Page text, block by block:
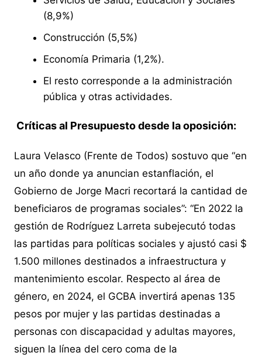
(8,9%)
Construcción (5,5%)
Economía Primaria (1,2%).
El resto corresponde a la administración
pública y otras actividades.
Críticas al Presupuesto desde la oposición:
Laura Velasco (Frente de Todos) sostuvo que “en
un año donde ya anuncian estanflación, el
Gobierno de Jorge Macri recortará la cantidad de
beneficiaros de programas sociales”: “En 2022 la
gestión de Rodríguez Larreta subejecutó todas
las partidas para políticas sociales y ajustó casi $
1.500 millones destinados a infraestructura y
mantenimiento escolar. Respecto al área de
género, en 2024, el GCBA invertirá apenas 135
pesos por mujer y las partidas destinadas a
personas con discapacidad y adultas mayores,
siguen la línea del cero coma de la